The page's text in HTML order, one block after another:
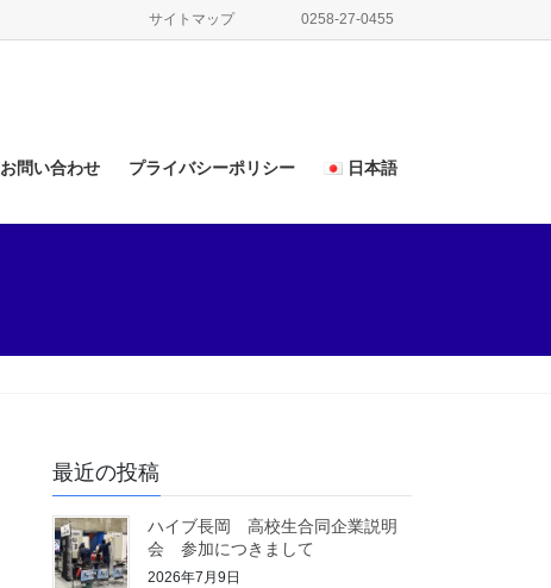
サイトマップ 0258-27-0455
お問い合わせ プライバシーポリシー 日本語
日本語
最近の投稿
ハイブ長岡 高校生合同企業説明
会 参加につきまして
2026年7月9日